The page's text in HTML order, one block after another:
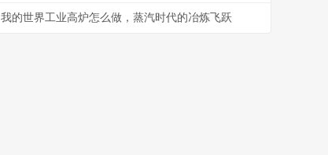
我的世界工业高炉怎么做，蒸汽时代的冶炼飞跃